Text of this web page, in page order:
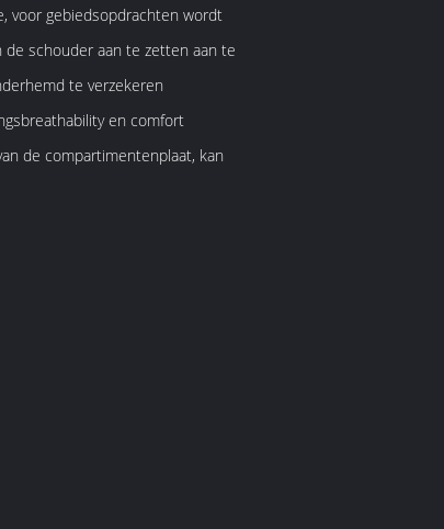
voor gebiedsopdrachten wordt
schouder aan te zetten aan te
te verzekeren
en comfort
de compartimentenplaat, kan